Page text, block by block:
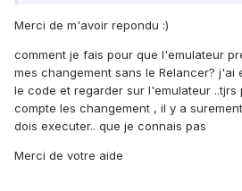
Merci de m'avoir repondu :)
comment je fais pour que l'emulateur
mes changement sans le Relancer? j'ai
le code et regarder sur l'emulateur ..tjrs
compte les changement , il y a
dois executer.. que je connais pas
Merci de votre aide